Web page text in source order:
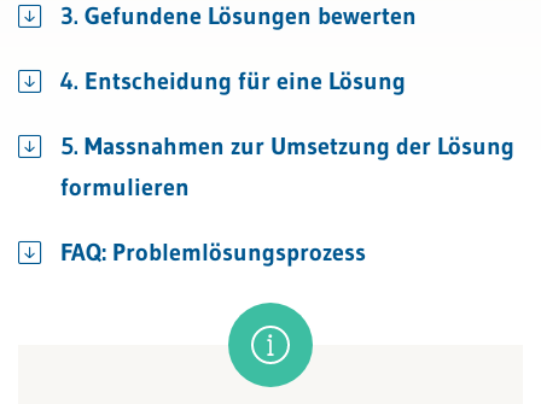
3. Gefundene Lösungen bewerten
4. Entscheidung für eine Lösung
5. Massnahmen zur Umsetzung der Lösung
formulieren
FAQ: Problemlösungsprozess